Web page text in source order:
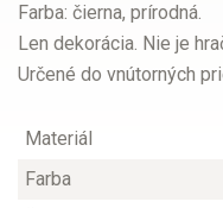
Farba: čierna, prírodná.
Len dekorácia. Nie je
Určené do vnútorných
Materiál
Farba